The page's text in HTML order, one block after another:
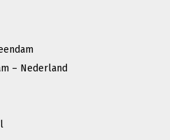
– Nederland